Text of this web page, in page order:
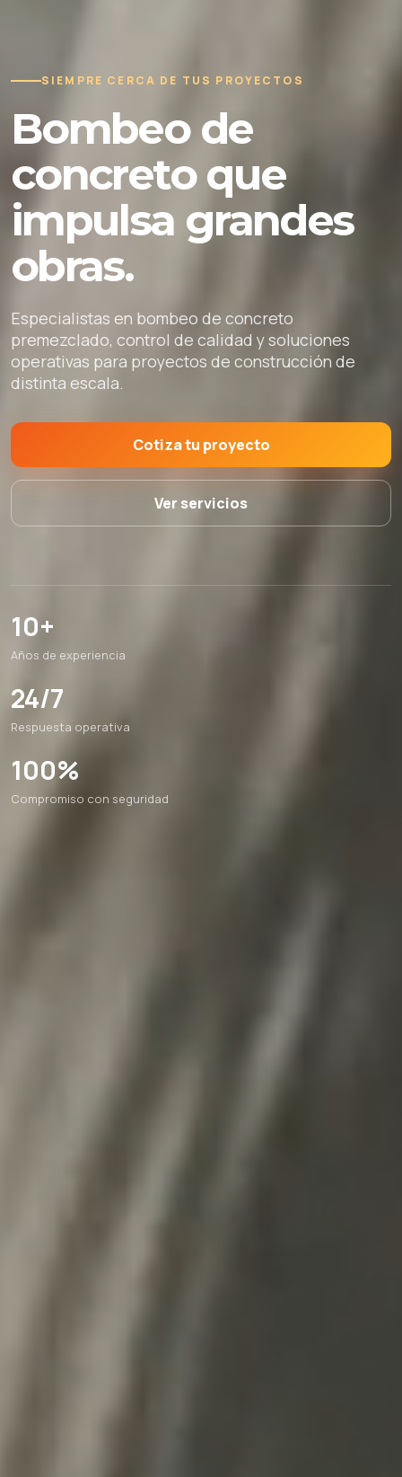
SIEMPRE CERCA DE TUS PROYECTOS
Bombeo de
concreto que
impulsa grandes
obras.
Especialistas en bombeo de concreto
premezclado, control de calidad y soluciones
operativas para proyectos de construcción de
distinta escala.
Cotiza tu proyecto
Ver servicios
10+
Años de experiencia
24/7
Respuesta operativa
100%
Compromiso con seguridad